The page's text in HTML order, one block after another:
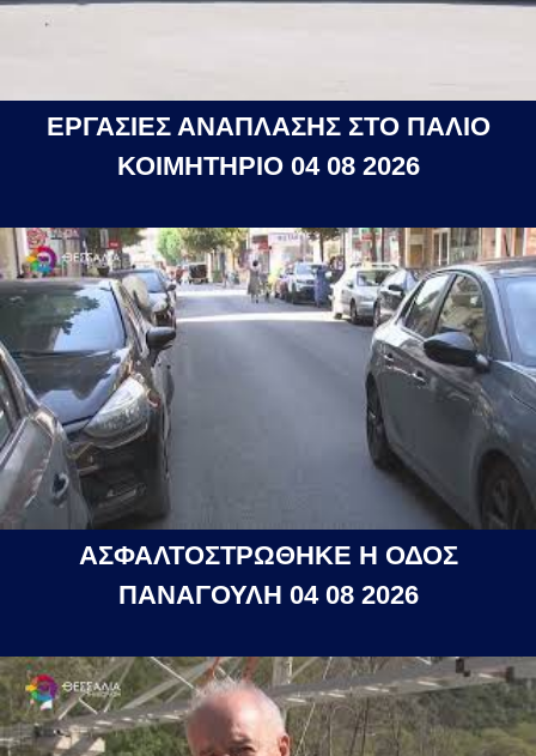
ΕΡΓΑΣΙΕΣ ΑΝΑΠΛΑΣΗΣ ΣΤΟ ΠΑΛΙΟ
ΚΟΙΜΗΤΗΡΙΟ 04 08 2026
ΑΣΦΑΛΤΟΣΤΡΩΘΗΚΕ Η ΟΔΟΣ
ΠΑΝΑΓΟΥΛΗ 04 08 2026